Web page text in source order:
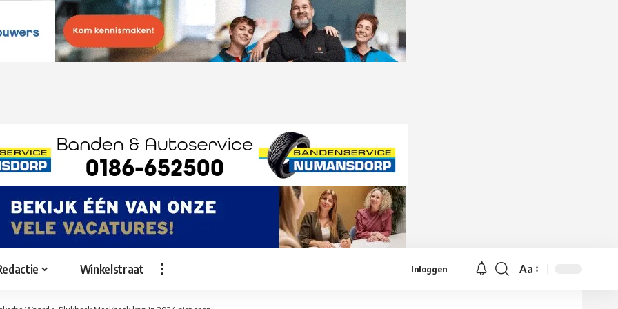
Winkelstraat Inloggen
Lettergrootte
Aa